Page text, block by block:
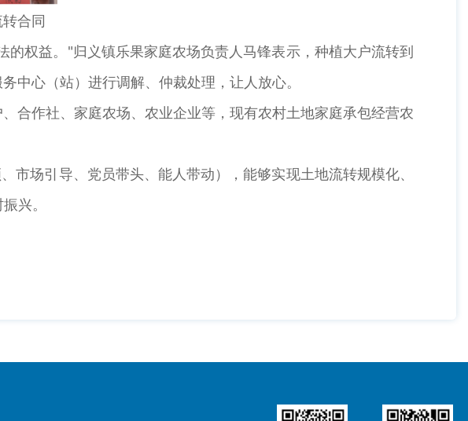
合同
权益。"归义镇乐果家庭农场负责人马锋表示，种植大户流转到
中心（站）进行调解、仲裁处理，让人放心。
合作社、家庭农场、农业企业等，现有农村土地家庭承包经营农
场引导、党员带头、能人带动），能够实现土地流转规模化、
兴。